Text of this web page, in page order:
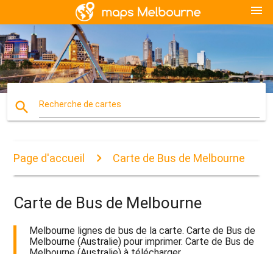
menu
search Recherche de cartes
Page d'accueil Carte de Bus de Melbourne
Carte de Bus de Melbourne
Melbourne lignes de bus de la carte. Carte de Bus de
Melbourne (Australie) pour imprimer. Carte de Bus de